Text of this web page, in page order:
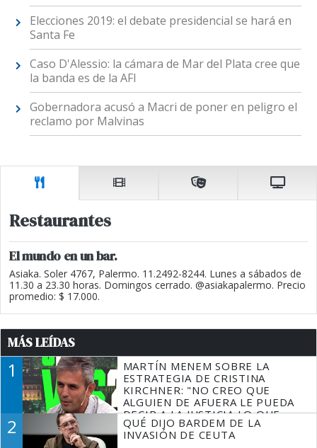
Elecciones 2019: el debate presidencial se hará en
Santa Fe
Caso D'Alessio: la cámara de Mar del Plata cree que
la banda es de la AFI
Gobernadora acusó a Macri de poner en peligro el
reclamo por Malvinas
Restaurantes
El mundo en un bar.
Asiaka. Soler 4767, Palermo. 11.2492-8244. Lunes a sábados de
11.30 a 23.30 horas. Domingos cerrado. @asiakapalermo. Precio
promedio: $ 17.000.
MÁS LEÍDAS
1
MARTÍN MENEM SOBRE LA
ESTRATEGIA DE CRISTINA
KIRCHNER: "NO CREO QUE
ALGUIEN DE AFUERA LE PUEDA
DECIR A LA JUSTICIA LO QUE
TIENE QUE HACER"
2
QUÉ DIJO BARDEM DE LA
INVASIÓN DE CEUTA